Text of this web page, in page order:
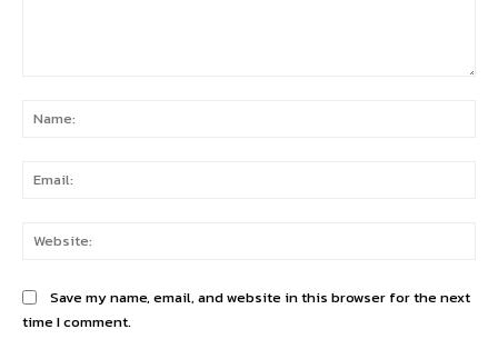
Save my name, email, and website in this browser for the next
time I comment.